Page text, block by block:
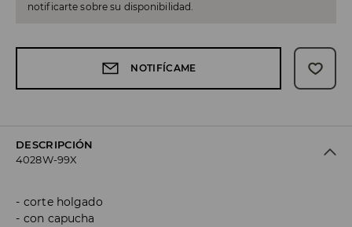
notificarte sobre su disponibilidad.
NOTIFÍCAME
DESCRIPCIÓN
4028W-99X
corte holgado
con capucha